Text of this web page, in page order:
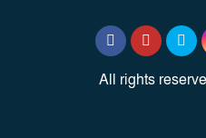
All rights